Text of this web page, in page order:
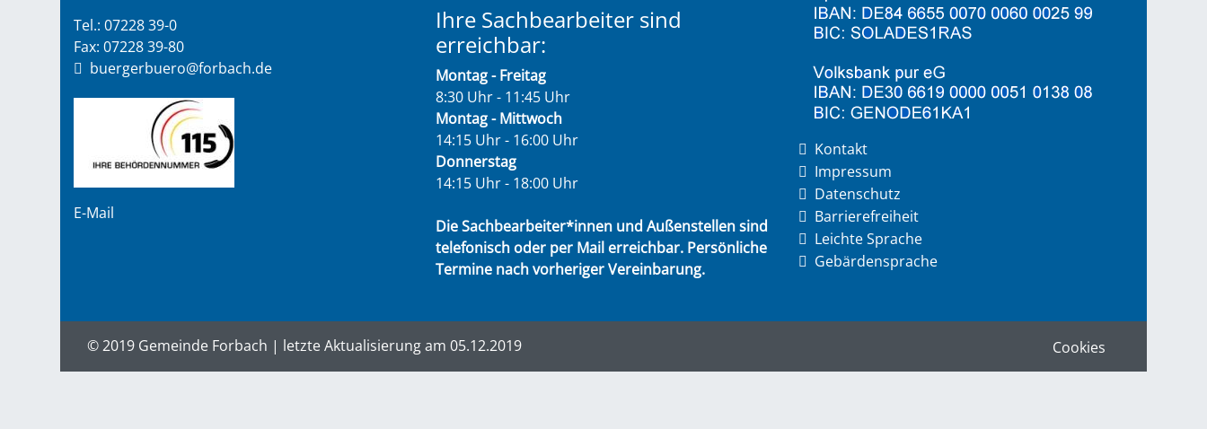
Tel.: 07228 39-0
Fax: 07228 39-80
buergerbuero@forbach.de
E-Mail
Ihre Sachbearbeiter sind
erreichbar:
Montag - Freitag
8:30 Uhr - 11:45 Uhr
Montag - Mittwoch
14:15 Uhr - 16:00 Uhr
Donnerstag
14:15 Uhr - 18:00 Uhr
Die Sachbearbeiter*innen und Außenstellen sind
telefonisch oder per Mail erreichbar. Persönliche
Termine nach vorheriger Vereinbarung.
Kontakt
Impressum
Datenschutz
Barrierefreiheit
Leichte Sprache
Gebärdensprache
© 2019 Gemeinde Forbach | letzte Aktualisierung am 05.12.2019 Cookies